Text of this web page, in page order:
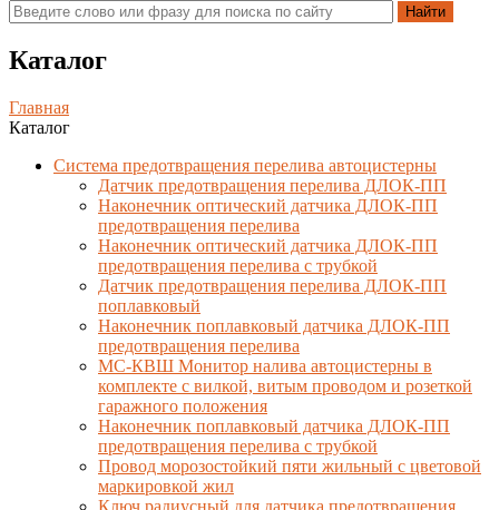
Каталог
Главная
Каталог
Система предотвращения перелива автоцистерны
Датчик предотвращения перелива ДЛОК-ПП
Наконечник оптический датчика ДЛОК-ПП
предотвращения перелива
Наконечник оптический датчика ДЛОК-ПП
предотвращения перелива с трубкой
Датчик предотвращения перелива ДЛОК-ПП
поплавковый
Наконечник поплавковый датчика ДЛОК-ПП
предотвращения перелива
МС-КВШ Монитор налива автоцистерны в
комплекте с вилкой, витым проводом и розеткой
гаражного положения
Наконечник поплавковый датчика ДЛОК-ПП
предотвращения перелива с трубкой
Провод морозостойкий пяти жильный с цветовой
маркировкой жил
Ключ радиусный для датчика предотвращения